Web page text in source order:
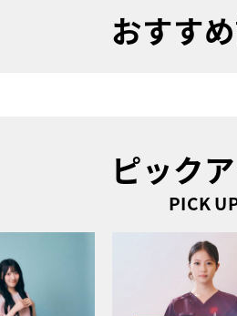
おすす
ピック
PICK